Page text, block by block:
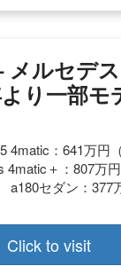
ルセデ
り一部モ
4matic：641万円
＋：807万円
a180セダン：377
Click to visit